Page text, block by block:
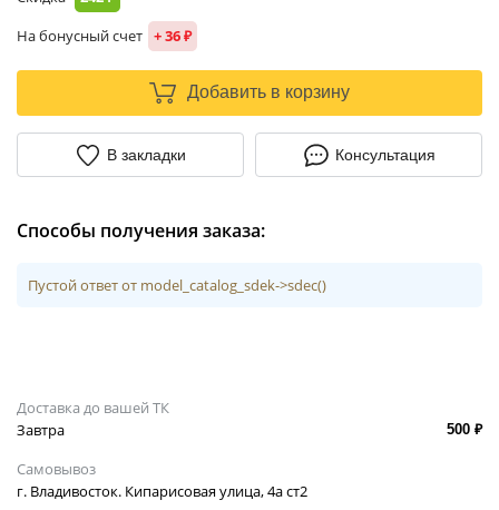
На бонусный счет + 36 ₽
Добавить в корзину
В закладки Консультация
Способы получения заказа:
Пустой ответ от model_catalog_sdek->sdec()
Доставка до вашей ТК
Завтра
500 ₽
Самовывоз
г. Владивосток. Кипарисовая улица, 4а ст2